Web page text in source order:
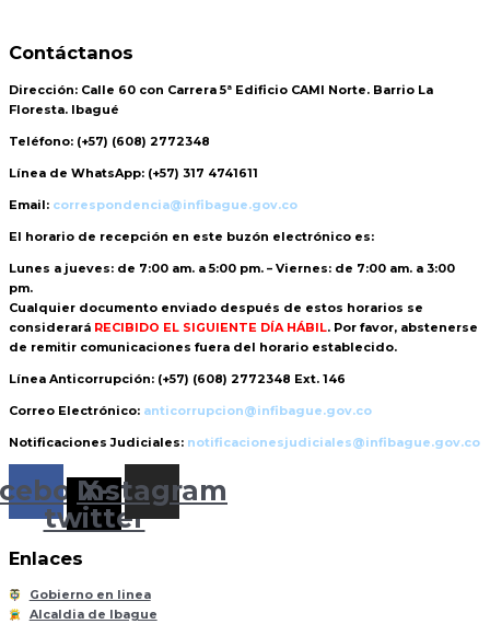
Contáctanos
Dirección: Calle 60 con Carrera 5ª Edificio CAMI Norte. Barrio La
Floresta. Ibagué
Teléfono: (+57) (608) 2772348
Línea de WhatsApp: (+57) 317 4741611
Email: correspondencia@infibague.gov.co
El horario de recepción en este buzón electrónico es:
Lunes a jueves: de 7:00 am. a 5:00 pm. – Viernes: de 7:00 am. a 3:00
pm.
Cualquier documento enviado después de estos horarios se
considerará RECIBIDO EL SIGUIENTE DÍA HÁBIL. Por favor, abstenerse
de remitir comunicaciones fuera del horario establecido.
Línea Anticorrupción: (+57) (608) 2772348 Ext. 146
Correo Electrónico: anticorrupcion@infibague.gov.co
Notificaciones Judiciales: notificacionesjudiciales@infibague.gov.co
X-
twitter
Instagram
Enlaces
Gobierno en linea
Alcaldia de Ibague